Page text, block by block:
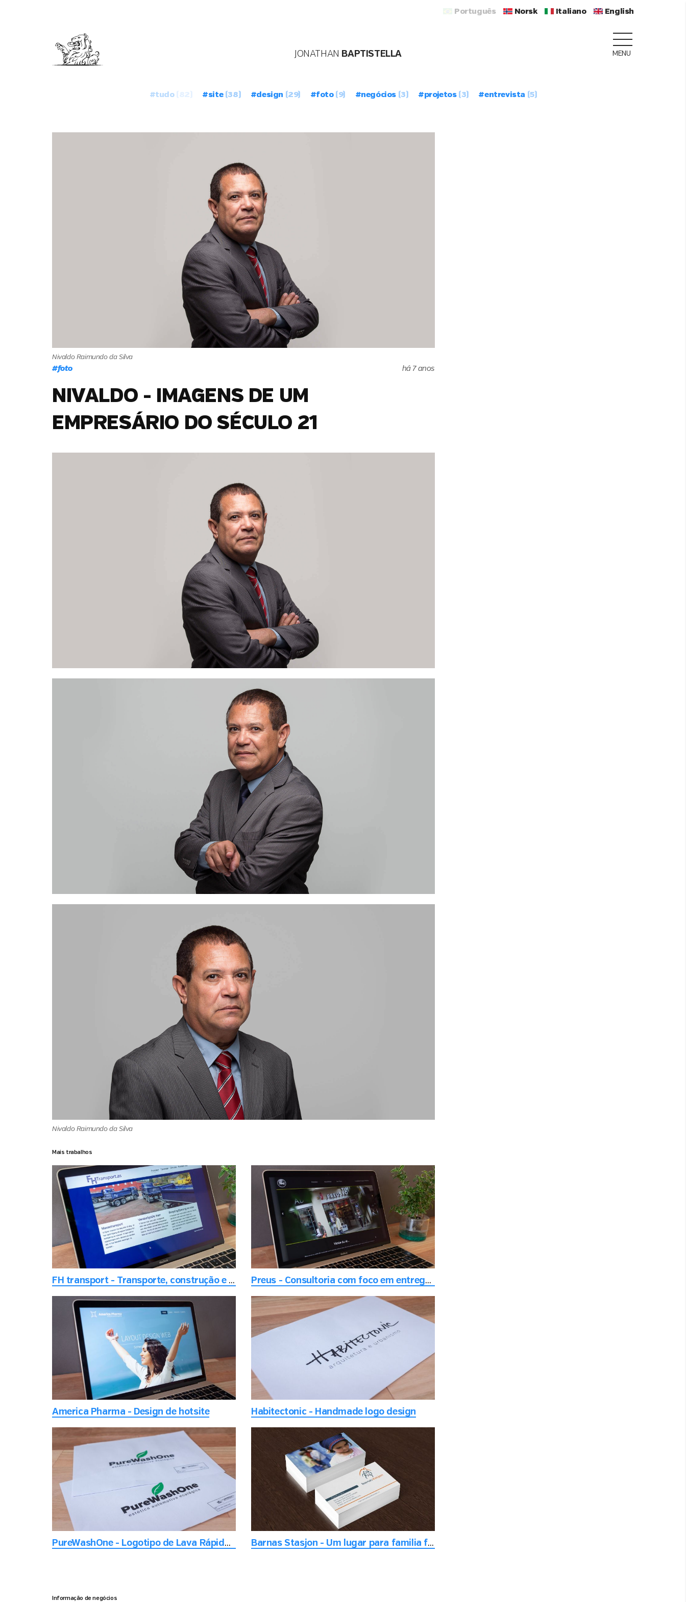
Português Norsk Italiano English
JONATHAN BAPTISTELLA MENU
#tudo(82) #site(38) #design (29) #foto(9) #negócios (3) #projetos(3) #entrevista (5)
Nivaldo Raimundo da Silva
há 7 anos
#foto
NIVALDO - IMAGENS DE UM
EMPRESÁRIO DO SÉCULO 21
Nivaldo Raimundo da Silva
Mais trabalhos
FH transport - Transporte, construção e escavação Preus - Consultoria com foco em entregar a melhor experiência digital
America Pharma - Design de hotsite Habitectonic - Handmade logo design
PureWashOne - Logotipo de Lava Rápido visando o meio ambiente Barnas Stasjon - Um lugar para familia ficar alegre
Informação de negócios